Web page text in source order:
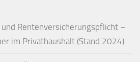
Renten­versicherungs­pflicht –
im Privat­haushalt (Stand 2024)